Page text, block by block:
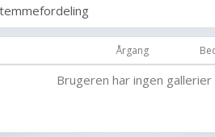
Årgang
Brugeren har ingen gallerier